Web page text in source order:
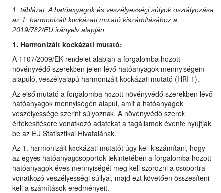
1. táblázat: A hatóanyagok és veszélyességi súlyok osztályozása
az 1. harmonizált kockázati mutató kiszámításához a
2019/782/EU irányelv alapján
1. Harmonizált kockázati mutató:
A 1107/2009/EK rendelet alapján a forgalomba hozott
növényvédő szerekben jelen lévő hatóanyagok mennyiségein
alapuló, veszélyalapú harmonizált kockázati mutató (HRI 1).
Az első mutató a forgalomba hozott növényvédő szerekben lévő
hatóanyagok mennyiségén alapul, amit a hatóanyagok
veszélyessége szerint súlyoznak. A növényvédő szerek
értékesítésére vonatkozó adatokat a tagállamok évente nyújtják
be az EU Statisztikai Hivatalának.
Az 1. harmonizált kockázati mutatót úgy kell kiszámítani, hogy
az egyes hatóanyagcsoportok tekintetében a forgalomba hozott
hatóanyagok éves mennyiségét meg kell szorozni a csoportra
vonatkozó veszélyességi súllyal, majd ezt követően összesíteni
kell a számítások eredményeit.